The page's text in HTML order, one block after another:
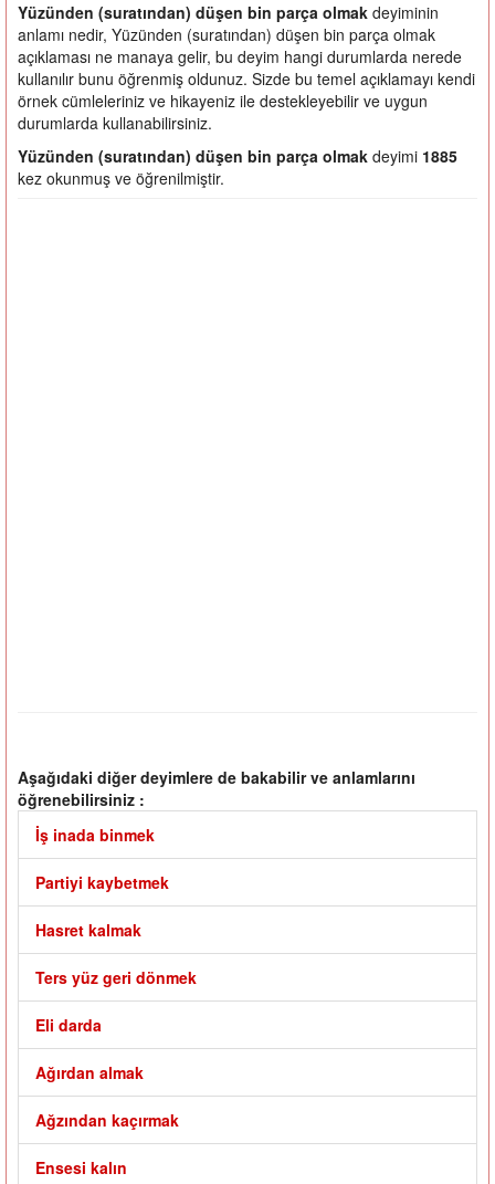
Yüzünden (suratından) düşen bin parça olmak deyiminin
anlamı nedir, Yüzünden (suratından) düşen bin parça olmak
açıklaması ne manaya gelir, bu deyim hangi durumlarda nerede
kullanılır bunu öğrenmiş oldunuz. Sizde bu temel açıklamayı kendi
örnek cümleleriniz ve hikayeniz ile destekleyebilir ve uygun
durumlarda kullanabilirsiniz.
Yüzünden (suratından) düşen bin parça olmak deyimi 1885
kez okunmuş ve öğrenilmiştir.
Aşağıdaki diğer deyimlere de bakabilir ve anlamlarını
öğrenebilirsiniz :
İş inada binmek
Partiyi kaybetmek
Hasret kalmak
Ters yüz geri dönmek
Eli darda
Ağırdan almak
Ağzından kaçırmak
Ensesi kalın